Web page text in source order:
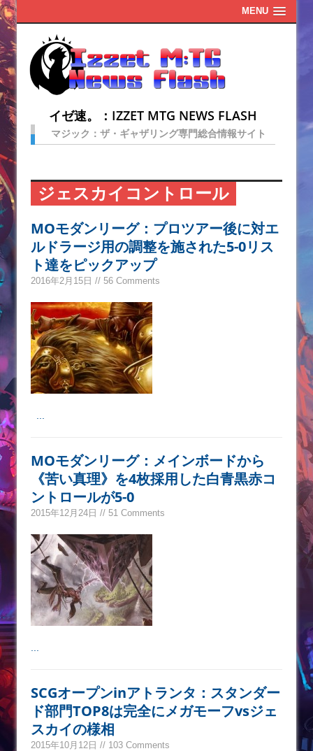
MENU
イゼ速。：IZZET MTG NEWS FLASH
マジック：ザ・ギャザリング専門総合情報サイト
ジェスカイコントロール
MOモダンリーグ：プロツアー後に対エ
ルドラージ用の調整を施された5-0リス
ト達をピックアップ
2016年2月15日 // 56 Comments
MOモダンリーグ：メインボードから
《苦い真理》を4枚採用した白青黒赤コ
ントロールが5-0
2015年12月24日 // 51 Comments
SCGオープンinアトランタ：スタンダー
ド部門TOP8は完全にメガモーフvsジェ
スカイの様相
2015年10月12日 // 103 Comments